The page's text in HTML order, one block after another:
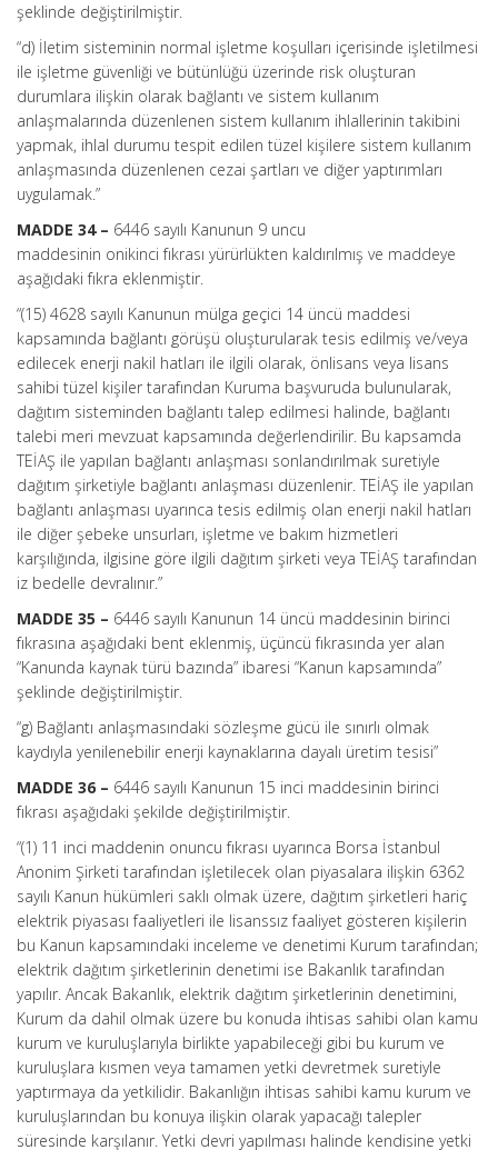
şeklinde değiştirilmiştir.
“d) İletim sisteminin normal işletme koşulları içerisinde işletilmesi
ile işletme güvenliği ve bütünlüğü üzerinde risk oluşturan
durumlara ilişkin olarak bağlantı ve sistem kullanım
anlaşmalarında düzenlenen sistem kullanım ihlallerinin takibini
yapmak, ihlal durumu tespit edilen tüzel kişilere sistem kullanım
anlaşmasında düzenlenen cezai şartları ve diğer yaptırımları
uygulamak.”
MADDE 34 – 6446 sayılı Kanunun 9 uncu
maddesinin onikinci fıkrası yürürlükten kaldırılmış ve maddeye
aşağıdaki fıkra eklenmiştir.
“(15) 4628 sayılı Kanunun mülga geçici 14 üncü maddesi
kapsamında bağlantı görüşü oluşturularak tesis edilmiş ve/veya
edilecek enerji nakil hatları ile ilgili olarak, önlisans veya lisans
sahibi tüzel kişiler tarafından Kuruma başvuruda bulunularak,
dağıtım sisteminden bağlantı talep edilmesi halinde, bağlantı
talebi meri mevzuat kapsamında değerlendirilir. Bu kapsamda
TEİAŞ ile yapılan bağlantı anlaşması sonlandırılmak suretiyle
dağıtım şirketiyle bağlantı anlaşması düzenlenir. TEİAŞ ile yapılan
bağlantı anlaşması uyarınca tesis edilmiş olan enerji nakil hatları
ile diğer şebeke unsurları, işletme ve bakım hizmetleri
karşılığında, ilgisine göre ilgili dağıtım şirketi veya TEİAŞ tarafından
iz bedelle devralınır.”
MADDE 35 – 6446 sayılı Kanunun 14 üncü maddesinin birinci
fıkrasına aşağıdaki bent eklenmiş, üçüncü fıkrasında yer alan
“Kanunda kaynak türü bazında” ibaresi “Kanun kapsamında”
şeklinde değiştirilmiştir.
“g) Bağlantı anlaşmasındaki sözleşme gücü ile sınırlı olmak
kaydıyla yenilenebilir enerji kaynaklarına dayalı üretim tesisi”
MADDE 36 – 6446 sayılı Kanunun 15 inci maddesinin birinci
fıkrası aşağıdaki şekilde değiştirilmiştir.
“(1) 11 inci maddenin onuncu fıkrası uyarınca Borsa İstanbul
Anonim Şirketi tarafından işletilecek olan piyasalara ilişkin 6362
sayılı Kanun hükümleri saklı olmak üzere, dağıtım şirketleri hariç
elektrik piyasası faaliyetleri ile lisanssız faaliyet gösteren kişilerin
bu Kanun kapsamındaki inceleme ve denetimi Kurum tarafından;
elektrik dağıtım şirketlerinin denetimi ise Bakanlık tarafından
yapılır. Ancak Bakanlık, elektrik dağıtım şirketlerinin denetimini,
Kurum da dahil olmak üzere bu konuda ihtisas sahibi olan kamu
kurum ve kuruluşlarıyla birlikte yapabileceği gibi bu kurum ve
kuruluşlara kısmen veya tamamen yetki devretmek suretiyle
yaptırmaya da yetkilidir. Bakanlığın ihtisas sahibi kamu kurum ve
kuruluşlarından bu konuya ilişkin olarak yapacağı talepler
süresinde karşılanır. Yetki devri yapılması halinde kendisine yetki